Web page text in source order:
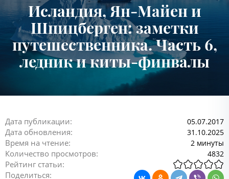
Исландия, Ян-Майен и
Шпицберген: заметки
путешественника. Часть 6,
ледник и киты-финвалы
Дата публикации: 05.07.2017
Дата обновления: 31.10.2025
Время на чтение: 2 минуты
Количество просмотров: 4832
Рейтинг статьи:
Поделиться: